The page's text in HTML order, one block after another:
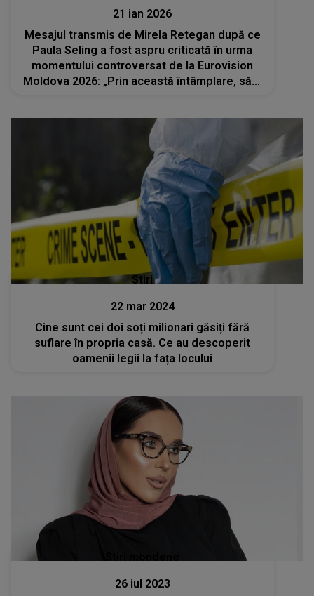
21 ian 2026
Mesajul transmis de Mirela Retegan după ce
Paula Seling a fost aspru criticată în urma
momentului controversat de la Eurovision
Moldova 2026: „Prin această întâmplare, să-ți
Stiri
22 mar 2024
Cine sunt cei doi soți milionari găsiți fără
suflare în propria casă. Ce au descoperit
oamenii legii la fața locului
26 iul 2023